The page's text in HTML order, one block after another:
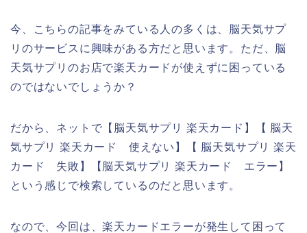
今、こちらの記事をみている人の多くは、脳天気サプ
リのサービスに興味がある方だと思います。ただ、脳
天気サプリのお店で楽天カードが使えずに困っている
のではないでしょうか？
だから、ネットで【脳天気サプリ 楽天カード】【 脳天
気サプリ 楽天カード 使えない】【 脳天気サプリ 楽天
カード 失敗】【脳天気サプリ 楽天カード エラー】
という感じで検索しているのだと思います。
なので、今回は、楽天カードエラーが発生して困って